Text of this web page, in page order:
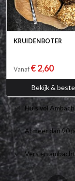
KRUIDENBOTER
Vanaf € 2,60
Bekijk &
Huis vol
Al meer dan 90
Vers en